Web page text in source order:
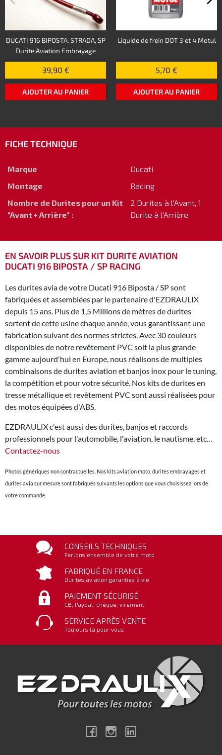
DUCATI 916 BIPOSTA, STRADA, SP
Durite Aviation Embrayage
39,90 €
AJOUTER AU PANIER
Liquide de frein DOT 3 et 4 Motul
5,70 €
AJOUTER AU PANIER
FICHE TECHNIQUE
Marque
Ducati
Montage
Racing
Nombre de Durites pour un Kit
"Avant + Arrière" :
2 Durites à l'Avant, 1
Durite à l'Arrière
EN SAVOIR PLUS SUR KIT DURITE AVIATION
DUCATI 916 BIPOSTA / SP RACING
Les durites avia de votre Ducati 916 Biposta / SP sont
fabriquées et assemblées par le partenaire d'EZDRAULIX
depuis 15 ans. Plus de 1,5 Millions de mètres de durites
sortent de cette usine chaque année, vous garantissant une
fabrication suivant des normes strictes. Avec 30 couleurs
disponibles de notre revêtement PVC soit la plus grande
gamme aujourd'hui en Europe, nous réalisons de multiples
combinaisons de durites aviation et banjos inox pour le tuning,
la compétition et pour votre sécurité. Nos kits de durites en
tresse métallique et revêtement PVC sont aussi réalisées pour
des motos équipées d'ABS.
EZDRAULIX c'est aussi des durites, banjos et raccords
professionnels pour l'automobile, l'aviation, le nautisme, etc…
Contactez-nous
Photos génériques non contractuelles. Nos kits aviation moto, durites embrayages et
durites avia sur mesure sont fabriqués suivants les options que vous choisissez lors de
votre commande.
CONSEILS TECHNIQUES
Parlons ensemble de votre moto
FABRIQUÉ EN FRANCE
Durites aviation garanties à vie
PAIEMENT SÉCURISÉ
CB, Paypal, chèque, virement
SERVICE APRÈS VENTE
Toujours là pour vous
FacebookInstagram